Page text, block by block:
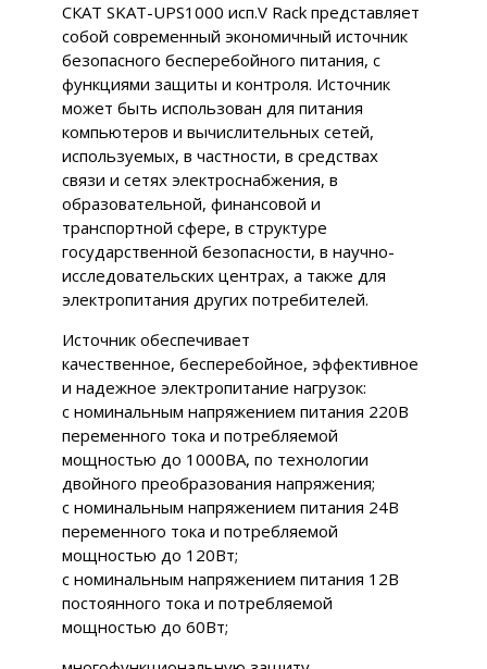
СКАТ SKAT-UPS1000 исп.V Rack представляет
собой современный экономичный источник
безопасного бесперебойного питания, с
функциями защиты и контроля. Источник
может быть использован для питания
компьютеров и вычислительных сетей,
используемых, в частности, в средствах
связи и сетях электроснабжения, в
образовательной, финансовой и
транспортной сфере, в структуре
государственной безопасности, в научно-
исследовательских центрах, а также для
электропитания других потребителей.
Источник обеспечивает
качественное, бесперебойное, эффективное
и надежное электропитание нагрузок:
с номинальным напряжением питания 220В
переменного тока и потребляемой
мощностью до 1000ВА, по технологии
двойного преобразования напряжения;
с номинальным напряжением питания 24В
переменного тока и потребляемой
мощностью до 120Вт;
с номинальным напряжением питания 12В
постоянного тока и потребляемой
мощностью до 60Вт;